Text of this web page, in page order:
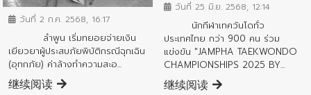
วันที่ 2 ก.ค. 2568, 16:17
ลำพูน เริ่มทยอยจ่ายเงิน
เยียวยาผู้ประสบภัยพิบัติกรณีฉุกเฉิน
(อุทกภัย) ค่าล้างทำความสะอ...
继续阅读
วันที่ 25 มิ.ย. 2568, 12:14
นักกีฬาเทควันโดทั่ว
ประเทศไทย กว่า 900 คน ร่วม
แข่งขัน "JAMPHA TAEKWONDO
CHAMPIONSHIPS 2025 BY...
继续阅读